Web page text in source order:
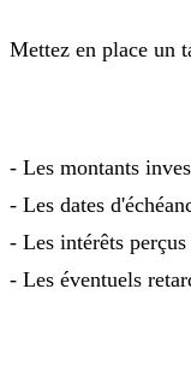
Mettez en place un
- Les montants
- Les dates
- Les intérêts
- Les éventuels